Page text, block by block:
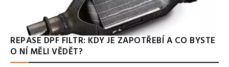
REPASE DPF FILTR: KDY JE ZAPOTŘEBÍ A CO BYSTE
O NÍ MĚLI VĚDĚT?